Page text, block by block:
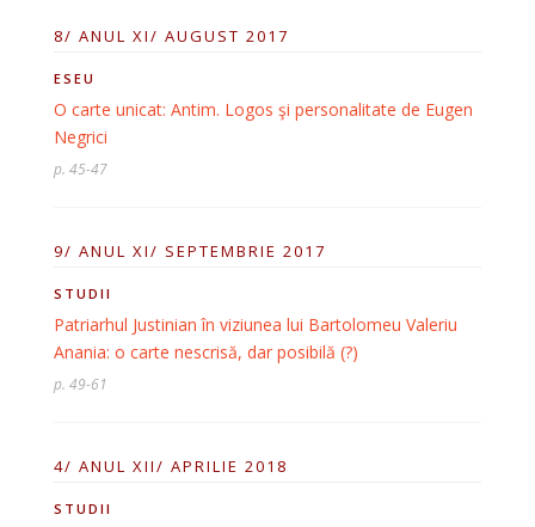
8/ ANUL XI/ AUGUST 2017
ESEU
O carte unicat: Antim. Logos şi personalitate de Eugen
Negrici
p. 45-47
9/ ANUL XI/ SEPTEMBRIE 2017
STUDII
Patriarhul Justinian în viziunea lui Bartolomeu Valeriu
Anania: o carte nescrisă, dar posibilă (?)
p. 49-61
4/ ANUL XII/ APRILIE 2018
STUDII